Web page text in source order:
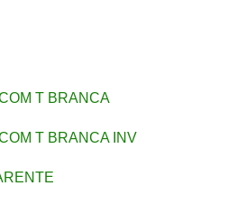
T BRANCA
T BRANCA INV